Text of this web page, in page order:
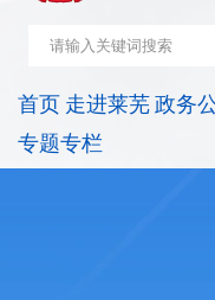
首页 走进莱芜 政务
专题专栏